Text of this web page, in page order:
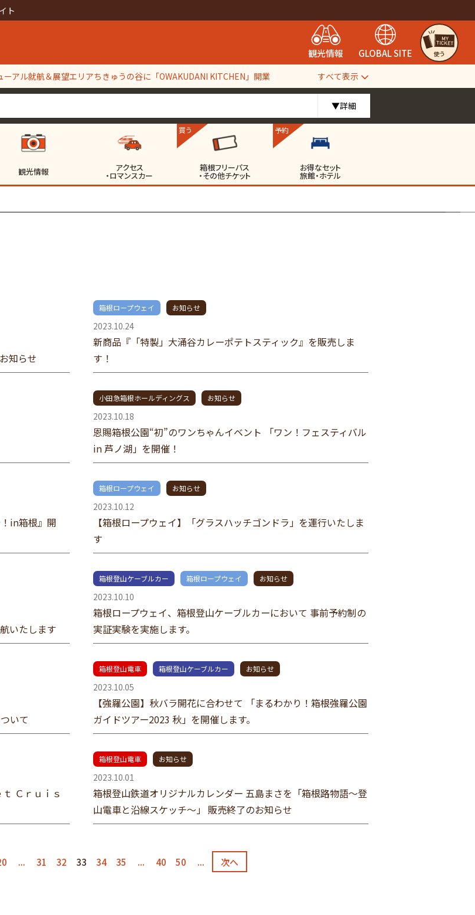
ト
観光情報 GLOBAL SITE 使う
アル就航＆展望エリアちきゅうの谷に「OWAKUDANI KITCHEN」開業 すべて表示
▼詳細
観光情報 アクセス
・ロマンスカー
買う
箱根フリーパス
・その他チケット
予約
お得なセット
旅館・ホテル
知らせ
箱根ロープウェイ お知らせ
2023.10.24
新商品『「特製」大涌谷カレーポテトスティック』を販売しま
す！
小田急箱根ホールディングス お知らせ
2023.10.18
恩賜箱根公園“初”のワンちゃんイベント 「ワン！フェスティバル
in 芦ノ湖」を開催！
in箱根』開
箱根ロープウェイ お知らせ
2023.10.12
【箱根ロープウェイ】「グラスハッチゴンドラ」を運行いたしま
す
いたします
箱根登山ケーブルカー 箱根ロープウェイ お知らせ
2023.10.10
箱根ロープウェイ、箱根登山ケーブルカーにおいて 事前予約制の
実証実験を実施します。
いて
箱根登山電車 箱根登山ケーブルカー お知らせ
2023.10.05
【強羅公園】秋バラ開花に合わせて 「まるわかり！箱根強羅公園
ガイドツアー2023 秋」を開催します。
Ｃｒｕｉｓ
箱根登山電車 お知らせ
2023.10.01
箱根登山鉄道オリジナルカレンダー 五島まさを「箱根路物語～登
山電車と沿線スケッチ～」 販売終了のお知らせ
... 31 32 33 34 35 ... 40 50 ... 次へ